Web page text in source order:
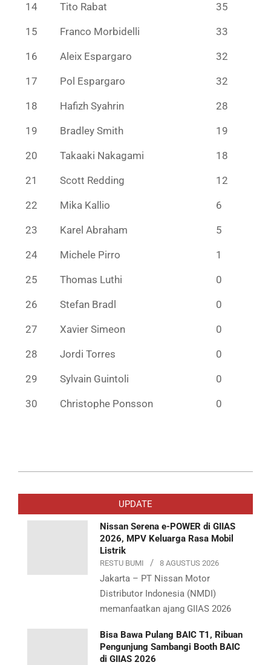
14 Tito Rabat 35
15 Franco Morbidelli 33
16 Aleix Espargaro 32
17 Pol Espargaro 32
18 Hafizh Syahrin 28
19 Bradley Smith 19
20 Takaaki Nakagami 18
21 Scott Redding 12
22 Mika Kallio 6
23 Karel Abraham 5
24 Michele Pirro 1
25 Thomas Luthi 0
26 Stefan Bradl 0
27 Xavier Simeon 0
28 Jordi Torres 0
29 Sylvain Guintoli 0
30 Christophe Ponsson 0
10-
UPDATE
Nissan Serena e-POWER di GIIAS
2026, MPV Keluarga Rasa Mobil
Listrik
RESTU BUMI 8 AGUSTUS 2026
Jakarta – PT Nissan Motor
Distributor Indonesia (NMDI)
memanfaatkan ajang GIIAS 2026
Bisa Bawa Pulang BAIC T1, Ribuan
Pengunjung Sambangi Booth BAIC
di GIIAS 2026